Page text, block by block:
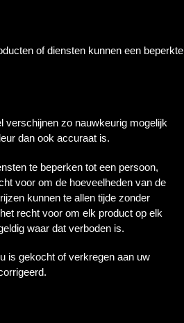
of diensten kunnen een beperkte
verschijnen zo nauwkeurig mogelijk
dan ook accuraat is.
te beperken tot een persoon,
voor om de hoeveelheden van de
kunnen te allen tijde zonder
recht voor om elk product op elk
waar dat verboden is.
is gekocht of verkregen aan uw